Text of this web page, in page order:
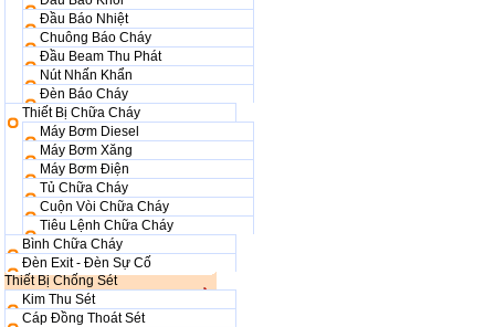
Đầu Báo Nhiệt
Chuông Báo Cháy
Đầu Beam Thu Phát
Nút Nhấn Khẩn
Đèn Báo Cháy
Thiết Bị Chữa Cháy
Máy Bơm Diesel
Máy Bơm Xăng
Máy Bơm Điện
Tủ Chữa Cháy
Cuộn Vòi Chữa Cháy
Tiêu Lệnh Chữa Cháy
Bình Chữa Cháy
Đèn Exit - Đèn Sự Cố
Thiết Bị Chống Sét
Kim Thu Sét
Cáp Đồng Thoát Sét